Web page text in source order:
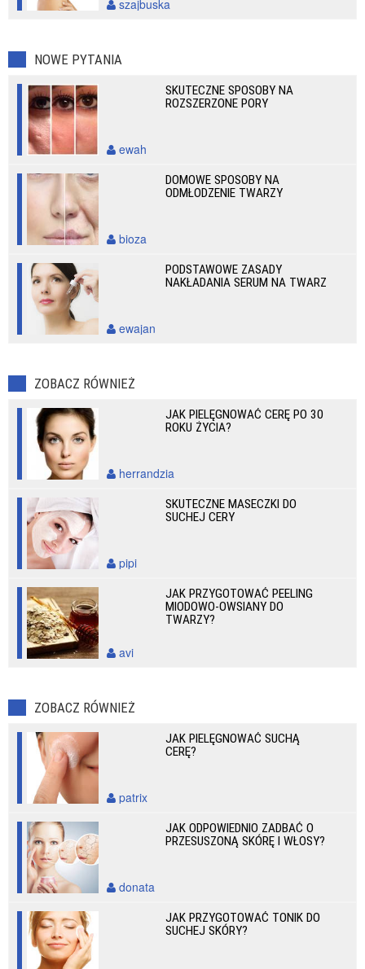
szajbuska
NOWE PYTANIA
SKUTECZNE SPOSOBY NA
ROZSZERZONE PORY
ewah
DOMOWE SPOSOBY NA
ODMŁODZENIE TWARZY
bioza
PODSTAWOWE ZASADY
NAKŁADANIA SERUM NA TWARZ
ewajan
ZOBACZ RÓWNIEŻ
JAK PIELĘGNOWAĆ CERĘ PO 30
ROKU ŻYCIA?
herrandzia
SKUTECZNE MASECZKI DO
SUCHEJ CERY
pipi
JAK PRZYGOTOWAĆ PEELING
MIODOWO-OWSIANY DO
TWARZY?
avi
ZOBACZ RÓWNIEŻ
JAK PIELĘGNOWAĆ SUCHĄ
CERĘ?
patrix
JAK ODPOWIEDNIO ZADBAĆ O
PRZESUSZONĄ SKÓRĘ I WŁOSY?
donata
JAK PRZYGOTOWAĆ TONIK DO
SUCHEJ SKÓRY?